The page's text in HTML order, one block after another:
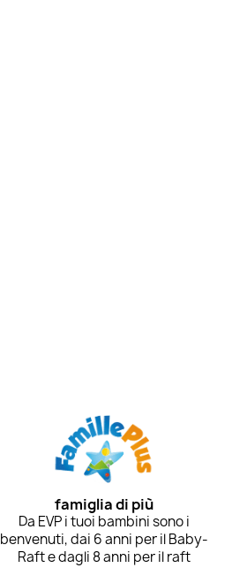
famiglia di più
Da EVP i tuoi bambini sono i
benvenuti, dai 6 anni per il Baby-
Raft e dagli 8 anni per il raft